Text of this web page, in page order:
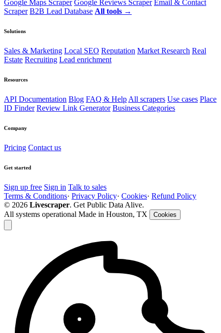
Google Maps Scraper Google Reviews Scraper Email & Contact
Scraper B2B Lead Database All tools →
Solutions
Sales & Marketing Local SEO Reputation Market Research Real
Estate Recruiting Lead enrichment
Resources
API Documentation Blog FAQ & Help All scrapers Use cases Place
ID Finder Review Link Generator Business Categories
Company
Pricing Contact us
Get started
Sign up free Sign in Talk to sales
Terms & Conditions· Privacy Policy· Cookies· Refund Policy
© 2026 Livescraper. Get Public Data Alive.
All systems operational Made in Houston, TX Cookies